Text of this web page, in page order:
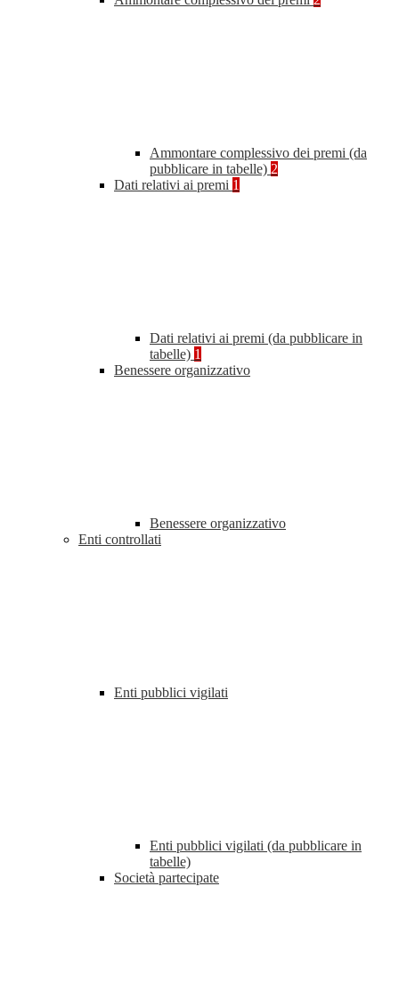
Ammontare complessivo dei premi (da
pubblicare in tabelle) 2
Dati relativi ai premi 1
Dati relativi ai premi (da pubblicare in
tabelle) 1
Benessere organizzativo
Benessere organizzativo
Enti controllati
Enti pubblici vigilati
Enti pubblici vigilati (da pubblicare in
tabelle)
Società partecipate